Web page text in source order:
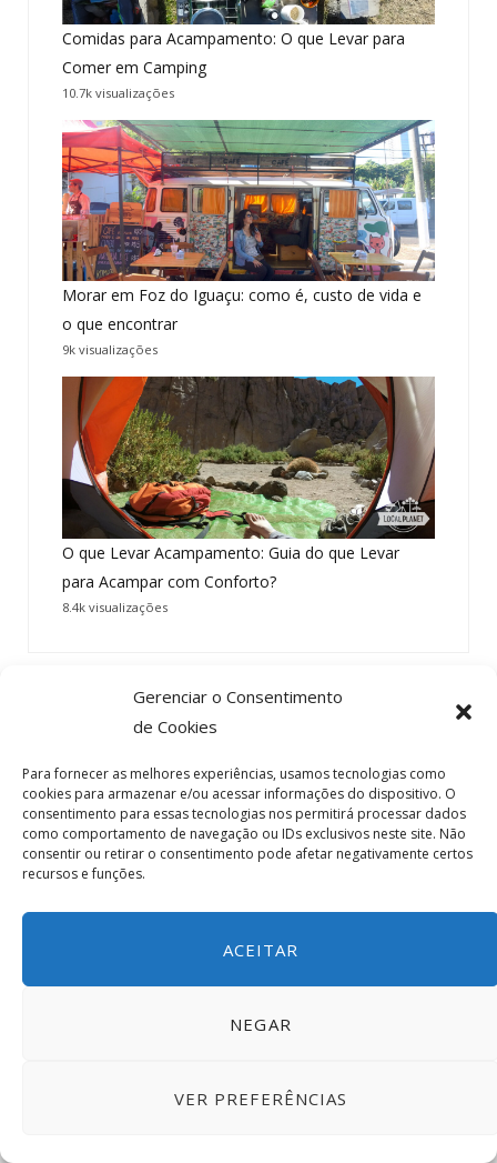
Gerenciar o Consentimento
de Cookies
Para fornecer as melhores experiências, usamos tecnologias como
cookies para armazenar e/ou acessar informações do dispositivo. O
consentimento para essas tecnologias nos permitirá processar dados
como comportamento de navegação ou IDs exclusivos neste site. Não
consentir ou retirar o consentimento pode afetar negativamente certos
recursos e funções.
ACEITAR
NEGAR
VER PREFERÊNCIAS
Comidas para Acampamento: O que Levar para
Comer em Camping
10.7k visualizações
Morar em Foz do Iguaçu: como é, custo de vida e
o que encontrar
9k visualizações
O que Levar Acampamento: Guia do que Levar
para Acampar com Conforto?
8.4k visualizações
O PROJETO